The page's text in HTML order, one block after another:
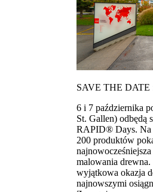
SAVE THE DATE
6 i 7 października
St. Gallen) odbędą
RAPID® Days. Na
200 produktów
malowania
wyjątkowa okazja
najnowszymi